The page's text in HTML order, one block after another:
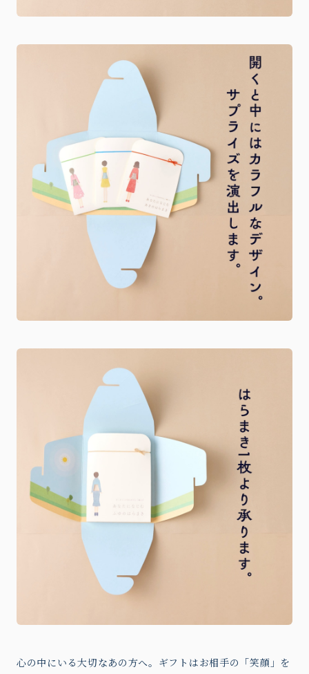
心の中にいる大切なあの方へ。ギフトはお相手の「笑顔」を